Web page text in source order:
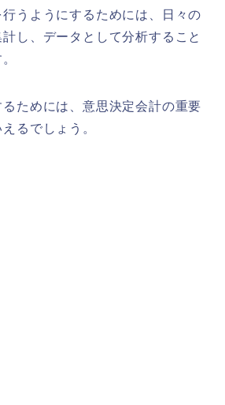
うようにするためには、日々の
し、データとして分析すること
ためには、意思決定会計の重要
るでしょう。